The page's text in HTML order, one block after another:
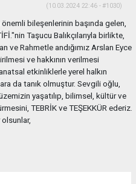
(10.03.2024 22:46 - #1030)
bileşenlerinin başında gelen,
Taşucu Balıkçılarıyla birlikte,
ve Rahmetle andığımız Arslan Eyce
ve hakkının verilmesi
etkinliklerle yerel halkın
da tanık olmuştur. Sevgili oğlu,
yaşatılıp, bilimsel, kültür ve
TEBRİK ve TEŞEKKÜR ederiz.